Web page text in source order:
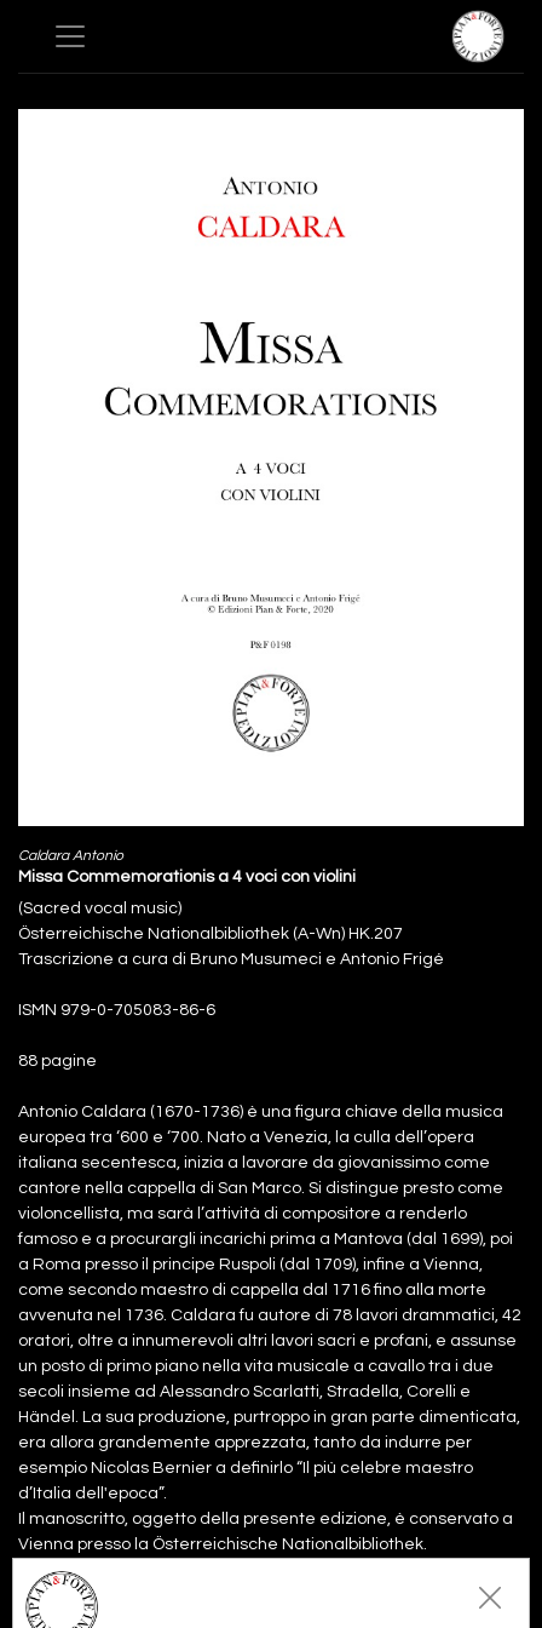
Caldara Antonio
Missa Commemorationis a 4 voci con violini
(Sacred vocal music)
Österreichische Nationalbibliothek (A-Wn) HK.207
Trascrizione a cura di Bruno Musumeci e Antonio Frigé
ISMN 979-0-705083-86-6
88 pagine
Antonio Caldara (1670-1736) è una figura chiave della musica
europea tra ‘600 e ‘700. Nato a Venezia, la culla dell’opera
italiana secentesca, inizia a lavorare da giovanissimo come
cantore nella cappella di San Marco. Si distingue presto come
violoncellista, ma sarà l’attività di compositore a renderlo
famoso e a procurargli incarichi prima a Mantova (dal 1699), poi
a Roma presso il principe Ruspoli (dal 1709), infine a Vienna,
come secondo maestro di cappella dal 1716 fino alla morte
avvenuta nel 1736. Caldara fu autore di 78 lavori drammatici, 42
oratori, oltre a innumerevoli altri lavori sacri e profani, e assunse
un posto di primo piano nella vita musicale a cavallo tra i due
secoli insieme ad Alessandro Scarlatti, Stradella, Corelli e
Händel. La sua produzione, purtroppo in gran parte dimenticata,
era allora grandemente apprezzata, tanto da indurre per
esempio Nicolas Bernier a definirlo “Il più celebre maestro
d’Italia dell'epoca”.
Il manoscritto, oggetto della presente edizione, è conservato a
Vienna presso la Österreichische Nationalbibliothek.